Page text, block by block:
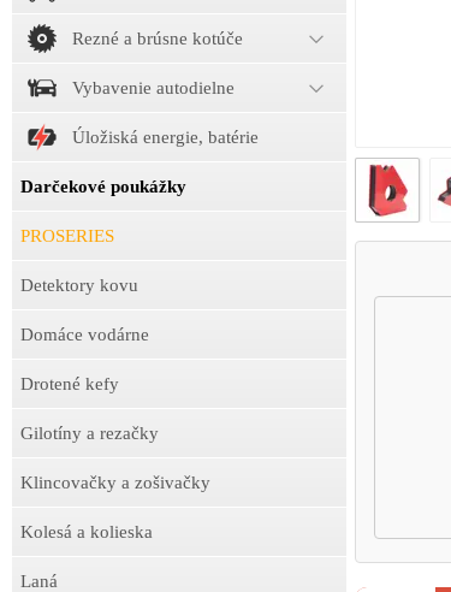
Rezné a brúsne kotúče
Vybavenie autodielne
Úložiská energie, batérie
Darčekové poukážky
PROSERIES
Detektory kovu
Domáce vodárne
Drotené kefy
Gilotíny a rezačky
Klincovačky a zošivačky
Kolesá a kolieska
Laná